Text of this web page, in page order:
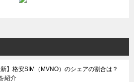
新】格安SIM（MVNO）のシェアの割合は？
紹介